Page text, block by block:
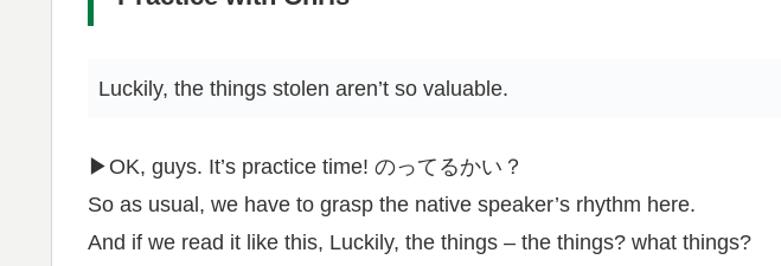
Luckily, the things stolen aren’t so valuable.
▶︎OK, guys. It’s practice time! のってるかい？
So as usual, we have to grasp the native speaker’s rhythm here.
And if we read it like this, Luckily, the things – the things? what things?